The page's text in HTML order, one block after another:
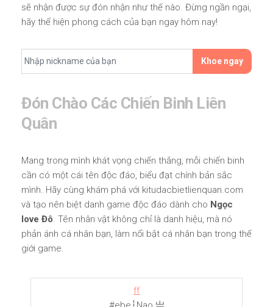
sẽ nhận được sự đón nhận như thế nào. Đừng ngần ngại,
hãy thể hiện phong cách của bạn ngay hôm nay!
Khoe ngay
Đón Chào Các Chiến Binh Liên
Quân
Mang trong mình khát vọng chiến thắng, mỗi chiến binh
cần có một cái tên độc đáo, biểu đạt chính bản sắc
mình. Hãy cùng khám phá với kitudacbietlienquan.com
và tạo nên biệt danh game độc đáo dành cho Ngọc
love Đô. Tên nhân vật không chỉ là danh hiệu, mà nó
phản ánh cá nhân bạn, làm nổi bật cá nhân bạn trong thế
giới game.
ff